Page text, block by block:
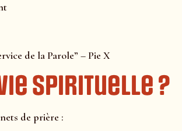
de la Parole” – Pie X
spirituelle ?
de prière :